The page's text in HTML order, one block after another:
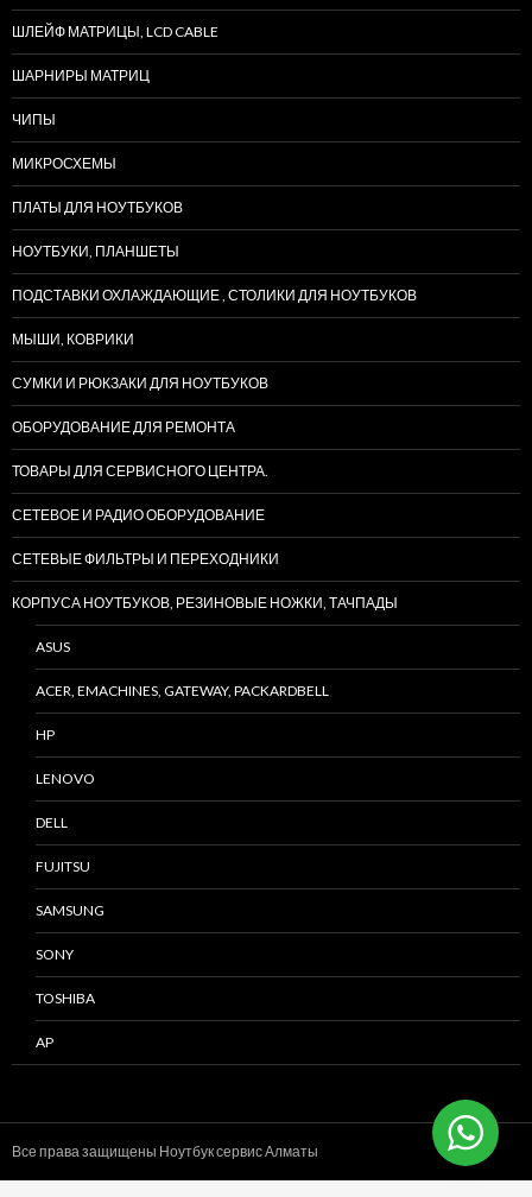
ШЛЕЙФ МАТРИЦЫ, LCD CABLE
ШАРНИРЫ МАТРИЦ
ЧИПЫ
МИКРОСХЕМЫ
ПЛАТЫ ДЛЯ НОУТБУКОВ
НОУТБУКИ, ПЛАНШЕТЫ
ПОДСТАВКИ ОХЛАЖДАЮЩИЕ , СТОЛИКИ ДЛЯ НОУТБУКОВ
МЫШИ, КОВРИКИ
СУМКИ И РЮКЗАКИ ДЛЯ НОУТБУКОВ
ОБОРУДОВАНИЕ ДЛЯ РЕМОНТА
ТОВАРЫ ДЛЯ СЕРВИСНОГО ЦЕНТРА.
СЕТЕВОЕ И РАДИО ОБОРУДОВАНИЕ
СЕТЕВЫЕ ФИЛЬТРЫ И ПЕРЕХОДНИКИ
КОРПУСА НОУТБУКОВ, РЕЗИНОВЫЕ НОЖКИ, ТАЧПАДЫ
ASUS
ACER, EMACHINES, GATEWAY, PACKARDBELL
HP
LENOVO
DELL
FUJITSU
SAMSUNG
SONY
TOSHIBA
AP
Все права защищены Ноутбук сервисАлматы